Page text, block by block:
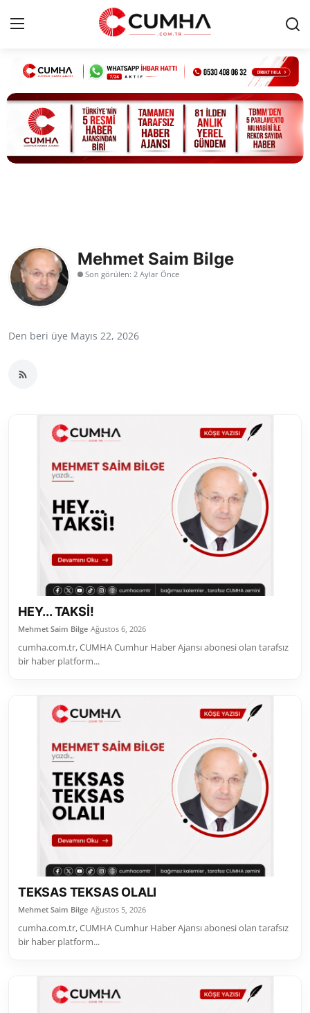
Kurumsal
Cumhurbaşkanlığı
Bakanlıklar
Yerel Yönetimler
Mülki İdare
Resmi Reklamlar
Mehmet Saim Bilge
Son görülen: 2 Aylar Önce
Den beri üye Mayıs 22, 2026
HEY... TAKSİ!
Mehmet Saim Bilge Ağustos 6, 2026
cumha.com.tr, CUMHA Cumhur Haber Ajansı abonesi olan tarafsız
bir haber platform...
TEKSAS TEKSAS OLALI
Mehmet Saim Bilge Ağustos 5, 2026
cumha.com.tr, CUMHA Cumhur Haber Ajansı abonesi olan tarafsız
bir haber platform...